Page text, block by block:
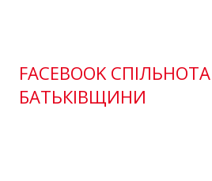
FACEBOOK СПІЛЬНОТА
БАТЬКІВЩИНИ